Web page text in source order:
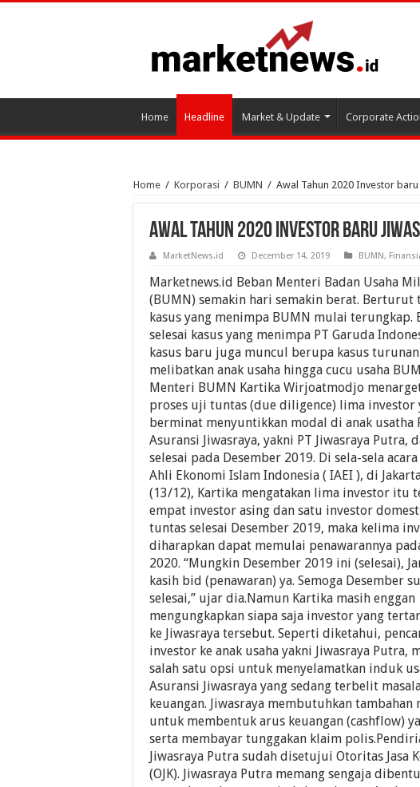
Home Headline Market & Update Corporate
Home / Korporasi / BUMN / Awal Tahun 2020 Investor
Awal Tahun 2020 Investor baru
MarketNews.id December 14, 2019 BUMN,
Marketnews.id Beban Menteri Badan Usaha
(BUMN) semakin hari semakin berat.
kasus yang menimpa BUMN mulai terungkap.
selesai kasus yang menimpa PT Garuda
kasus baru juga muncul berupa kasus
melibatkan anak usaha hingga cucu usaha
Menteri BUMN Kartika Wirjoatmodjo
proses uji tuntas (due diligence) lima investor
berminat menyuntikkan modal di anak usatha
Asuransi Jiwasraya, yakni PT Jiwasraya Putra,
selesai pada Desember 2019. Di sela-sela
Ahli Ekonomi Islam Indonesia ( IAEI ), di
(13/12), Kartika mengatakan lima investor itu
empat investor asing dan satu investor
tuntas selesai Desember 2019, maka kelima
diharapkan dapat memulai penawarannya
2020. “Mungkin Desember 2019 ini (selesai),
kasih bid (penawaran) ya. Semoga Desember
selesai,” ujar dia.Namun Kartika masih enggan
mengungkapkan siapa saja investor yang
ke Jiwasraya tersebut. Seperti diketahui,
investor ke anak usaha yakni Jiwasraya Putra,
salah satu opsi untuk menyelamatkan induk
Asuransi Jiwasraya yang sedang terbelit
keuangan. Jiwasraya membutuhkan tambahan
untuk membentuk arus keuangan (cashflow)
serta membayar tunggakan klaim
Jiwasraya Putra sudah disetujui Otoritas Jasa
(OJK). Jiwasraya Putra memang sengaja